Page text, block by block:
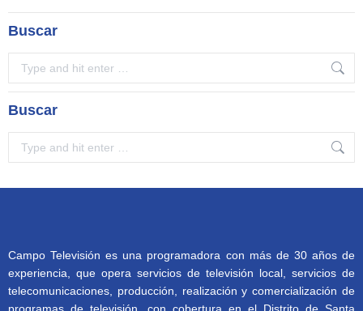
Buscar
Buscar
Campo Televisión es una programadora con más de 30 años de
experiencia, que opera servicios de televisión local, servicios de
telecomunicaciones, producción, realización y comercialización de